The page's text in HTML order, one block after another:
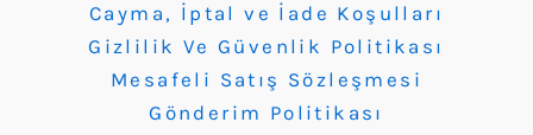
Cayma, İptal ve İade Koşulları
Gizlilik Ve Güvenlik Politikası
Mesafeli Satış Sözleşmesi
Gönderim Politikası